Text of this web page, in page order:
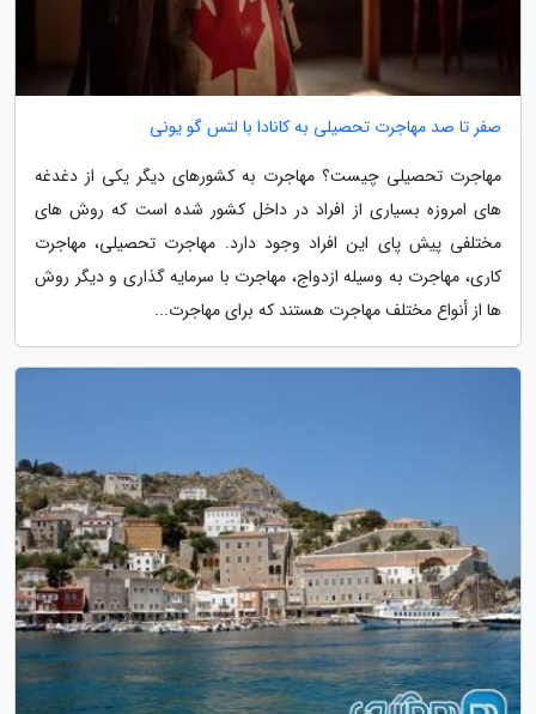
صفر تا صد مهاجرت تحصیلی به کانادا با لتس گو یونی
مهاجرت تحصیلی چیست؟ مهاجرت به کشورهای دیگر یکی از دغدغه
های امروزه بسیاری از افراد در داخل کشور شده است که روش های
مختلفی پیش پای این افراد وجود دارد. مهاجرت تحصیلی، مهاجرت
کاری، مهاجرت به وسیله ازدواج، مهاجرت با سرمایه گذاری و دیگر روش
ها از أنواع مختلف مهاجرت هستند که برای مهاجرت...